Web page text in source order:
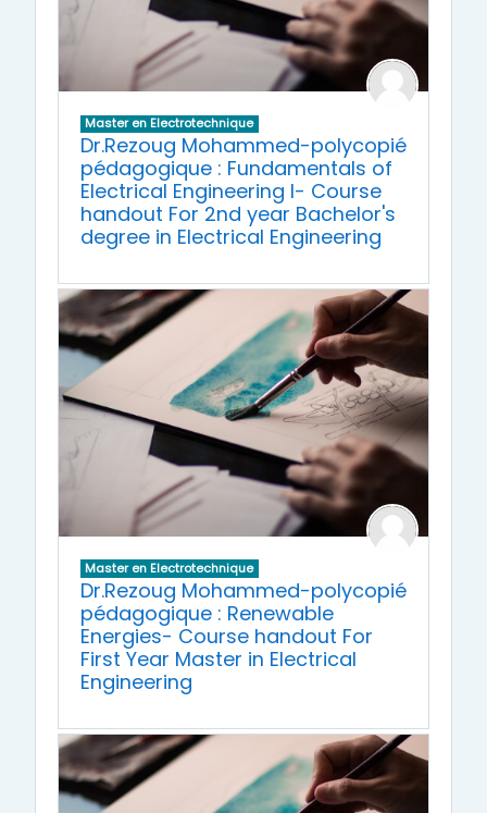
Master en Electrotechnique
Dr.Rezoug Mohammed-polycopié
pédagogique : Fundamentals of
Electrical Engineering I- Course
handout For 2nd year Bachelor's
degree in Electrical Engineering
Master en Electrotechnique
Dr.Rezoug Mohammed-polycopié
pédagogique : Renewable
Energies- Course handout For
First Year Master in Electrical
Engineering